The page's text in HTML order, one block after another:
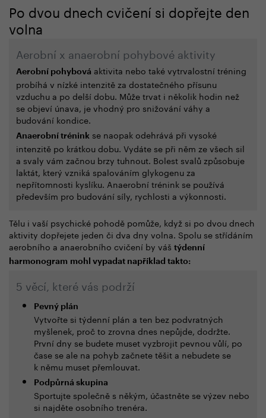
Po dvou dnech cvičení si dopřejte den
volna
Aerobní x anaerobní pohybové aktivity
Aerobní pohybová aktivita nebo také vytrvalostní tréning
probíhá v nízké intenzitě za dostatečného přísunu
vzduchu a po delší dobu. Může trvat i několik hodin než
se objeví únava, je vhodný pro snižování váhy a
budování kondice.
Anaerobní trénink se naopak odehrává při vysoké
intenzitě po krátkou dobu. Vydáte se při něm ze všech sil
a svaly vám začnou brzy tuhnout. Bolest svalů způsobuje
laktát, který vzniká spalováním glykogenu za
nepřítomnosti kyslíku. Anaerobní trénink se používá
především pro budování síly, rychlosti a výkonnosti.
Tělu i vaší psychické pohodě pomůže, když si po dvou dnech
aktivity dopřejete jeden či dva dny volna. Spolu se střídáním
aerobního a anaerobního cvičení by váš týdenní
harmonogram mohl vypadat například takto:
5 věcí, které vás podrží
Pevný plán
Vytvořte si týdenní plán a ten bez podvratných
myšlenek, proč to zrovna dnes nepůjde, dodržte.
První dny se budete muset vyzbrojit pevnou vůlí, po
čase se ale na pohyb začnete těšit a nebudete se
k němu muset přemlouvat.
Podpůrná skupina
Sportujte společně s někým, účastněte se výzev nebo
si najděte osobního trenéra.